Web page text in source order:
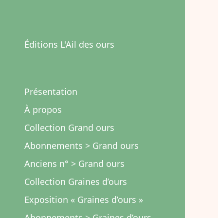
Éditions L'Ail des ours
Présentation
À propos
Collection Grand ours
Abonnements > Grand ours
Anciens n° > Grand ours
Collection Graines d’ours
Exposition « Graines d’ours »